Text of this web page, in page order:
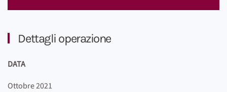
Dettagli operazione
DATA
Ottobre 2021